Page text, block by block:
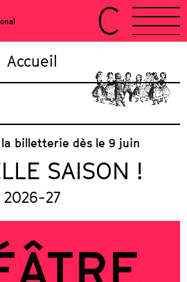
Accueil
billetterie dès le 9 juin
SAISON !
2026-27